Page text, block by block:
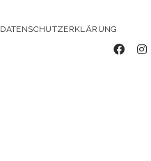
DATENSCHUTZERKLÄRUNG